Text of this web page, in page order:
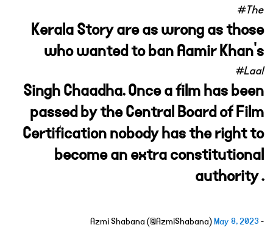
#The
Kerala Story are as wrong as those
who wanted to ban Aamir Khan's
#Laal
Singh Chaadha. Once a film has been
passed by the Central Board of Film
Certification nobody has the right to
become an extra constitutional
authority .
- Azmi Shabana (@AzmiShabana)
May 8, 2023